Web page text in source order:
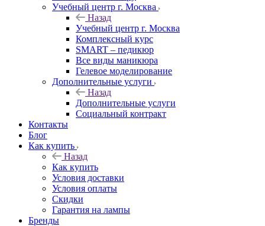
Учебный центр г. Москва
Назад
Учебный центр г. Москва
Комплексный курс
SMART – педикюр
Все виды маникюра
Гелевое моделирование
Дополнительные услуги
Назад
Дополнительные услуги
Социальный контракт
Контакты
Блог
Как купить
Назад
Как купить
Условия доставки
Условия оплаты
Скидки
Гарантия на лампы
Бренды